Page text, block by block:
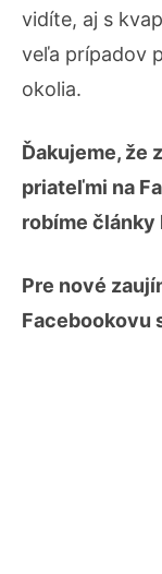
vidíte, aj s
veľa prípadov
okolia.
Ďakujeme, že
priateľmi na
robíme články
Pre nové
Facebookovu